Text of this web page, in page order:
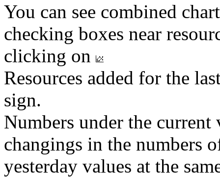
You can see combined
checking boxes near
clicking on
Resources added for the
sign.
Numbers under the
changings in the numbers
yesterday values at the